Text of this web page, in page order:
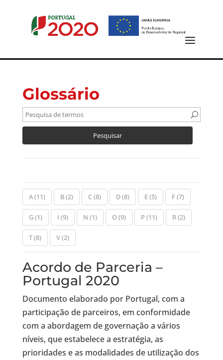
Glossário
A(11) B(2) C(8) D(8) E(5) F(7)
G(1) I (9) N (1) O(9) P (11) R(2)
T(8) V(2)
Acordo de Parceria –
Portugal 2020
Documento elaborado por Portugal, com a
participação de parceiros, em conformidade
com a abordagem de governação a vários
níveis, que estabelece a estratégia, as
prioridades e as modalidades de utilização dos